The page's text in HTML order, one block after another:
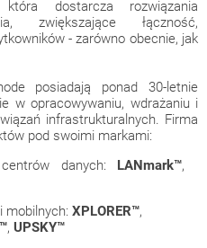
która dostarcza rozwiązania
zwiększające łączność,
- zarówno obecnie, jak
posiadają ponad 30-letnie
w opracowywaniu, wdrażaniu i
infrastrukturalnych. Firma
pod swoimi markami:
danych: LANmark™,
mobilnych: XPLORER™,
, UPSKY™